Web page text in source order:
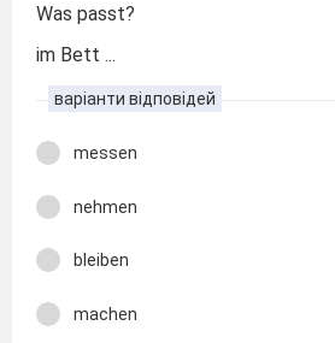
Was passt?
im Bett ...
варіанти відповідей
messen
nehmen
bleiben
machen